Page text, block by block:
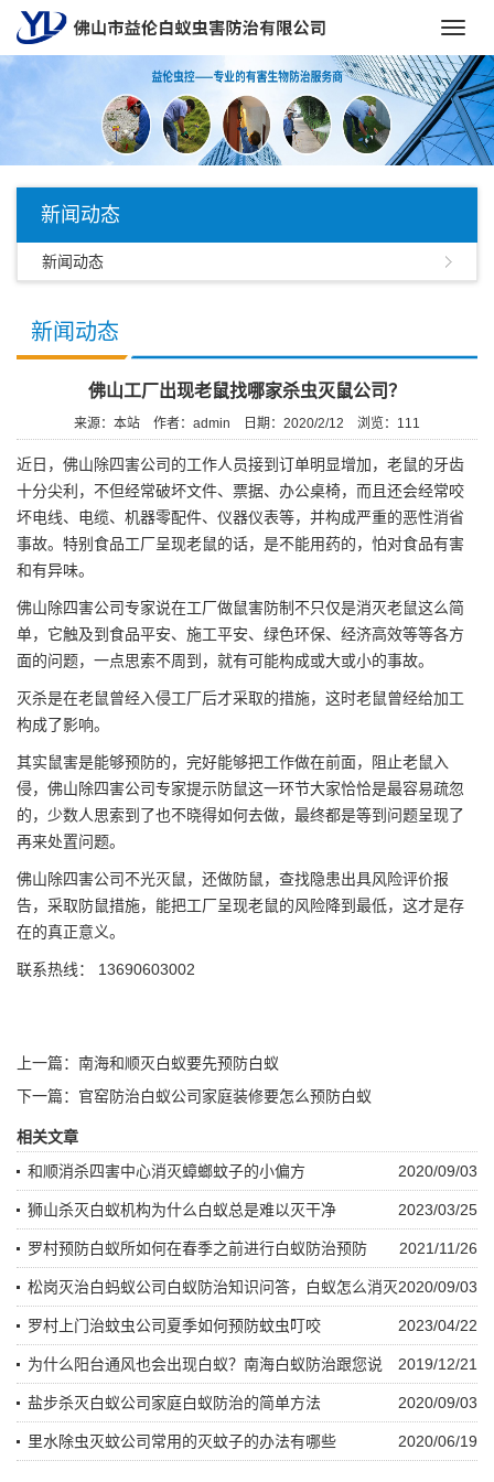
新闻动态
新闻动态
新闻动态
佛山工厂出现老鼠找哪家杀虫灭鼠公司？
来源：本站 作者：admin 日期：2020/2/12 浏览： 111
近日，佛山除四害公司的工作人员接到订单明显增加，老鼠的牙齿
十分尖利，不但经常破坏文件、票据、办公桌椅，而且还会经常咬
坏电线、电缆、机器零配件、仪器仪表等，并构成严重的恶性消省
事故。特别食品工厂呈现老鼠的话，是不能用药的，怕对食品有害
和有异味。
佛山除四害公司专家说在工厂做鼠害防制不只仅是消灭老鼠这么简
单，它触及到食品平安、施工平安、绿色环保、经济高效等等各方
面的问题，一点思索不周到，就有可能构成或大或小的事故。
灭杀是在老鼠曾经入侵工厂后才采取的措施，这时老鼠曾经给加工
构成了影响。
其实鼠害是能够预防的，完好能够把工作做在前面，阻止老鼠入
侵，佛山除四害公司专家提示防鼠这一环节大家恰恰是最容易疏忽
的，少数人思索到了也不晓得如何去做，最终都是等到问题呈现了
再来处置问题。
佛山除四害公司不光灭鼠，还做防鼠，查找隐患出具风险评价报
告，采取防鼠措施，能把工厂呈现老鼠的风险降到最低，这才是存
在的真正意义。
联系热线： 13690603002
上一篇： 南海和顺灭白蚁要先预防白蚁
下一篇： 官窑防治白蚁公司家庭装修要怎么预防白蚁
相关文章
2020/09/03
和顺消杀四害中心消灭蟑螂蚊子的小偏方
2023/03/25
狮山杀灭白蚁机构为什么白蚁总是难以灭干净
2021/11/26
罗村预防白蚁所如何在春季之前进行白蚁防治预防
2020/09/03
松岗灭治白蚂蚁公司白蚁防治知识问答，白蚁怎么消灭
2023/04/22
罗村上门治蚊虫公司夏季如何预防蚊虫叮咬
2019/12/21
为什么阳台通风也会出现白蚁？南海白蚁防治跟您说
2020/09/03
盐步杀灭白蚁公司家庭白蚁防治的简单方法
2020/06/19
里水除虫灭蚊公司常用的灭蚊子的办法有哪些